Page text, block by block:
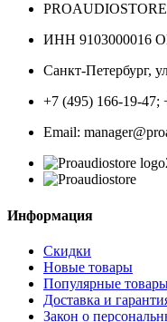
ИНН 9103000016
Санкт-Петербург,
+7 (495) 166-19-47;
Email:
Информация
Скидки
Новые товары
Популярные
Доставка и
Закон о